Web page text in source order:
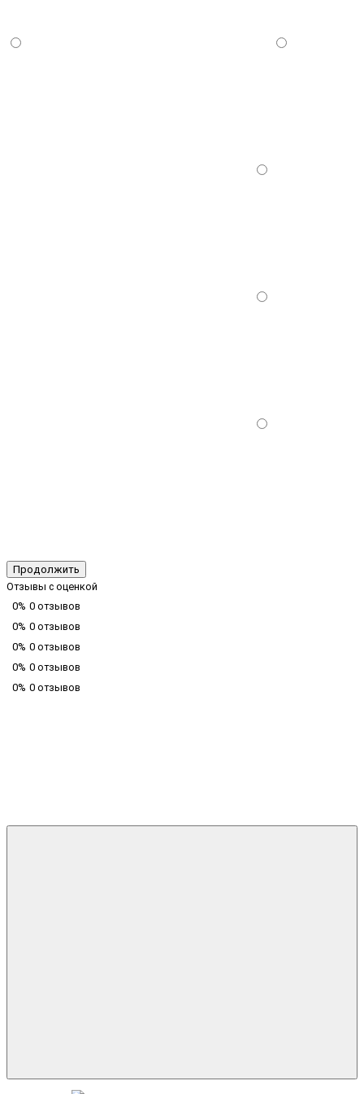
Продолжить
Отзывы с оценкой
0% 0 отзывов
0% 0 отзывов
0% 0 отзывов
0% 0 отзывов
0% 0 отзывов